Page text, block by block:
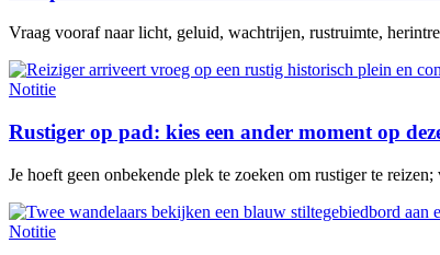
Vraag vooraf naar licht, geluid, wachtrijen, rustruimte,
Notitie
Rustiger op pad: kies een ander moment op
Je hoeft geen onbekende plek te zoeken om rustiger te
Notitie